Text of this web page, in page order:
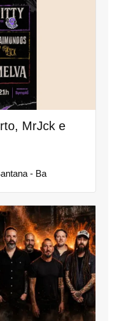
MrJck e
- Ba